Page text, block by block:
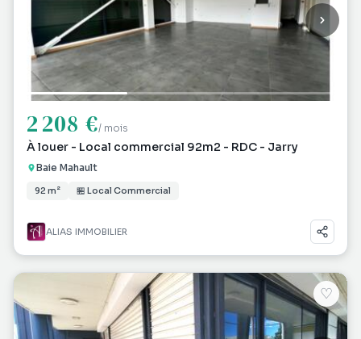
2 208 €/ mois
À louer - Local commercial 92m2 - RDC - Jarry
Baie Mahault
92 m² 🏪 Local Commercial
ALIAS IMMOBILIER
♡